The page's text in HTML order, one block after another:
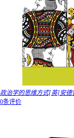
政治学的思维方式[英]安德
0条评价